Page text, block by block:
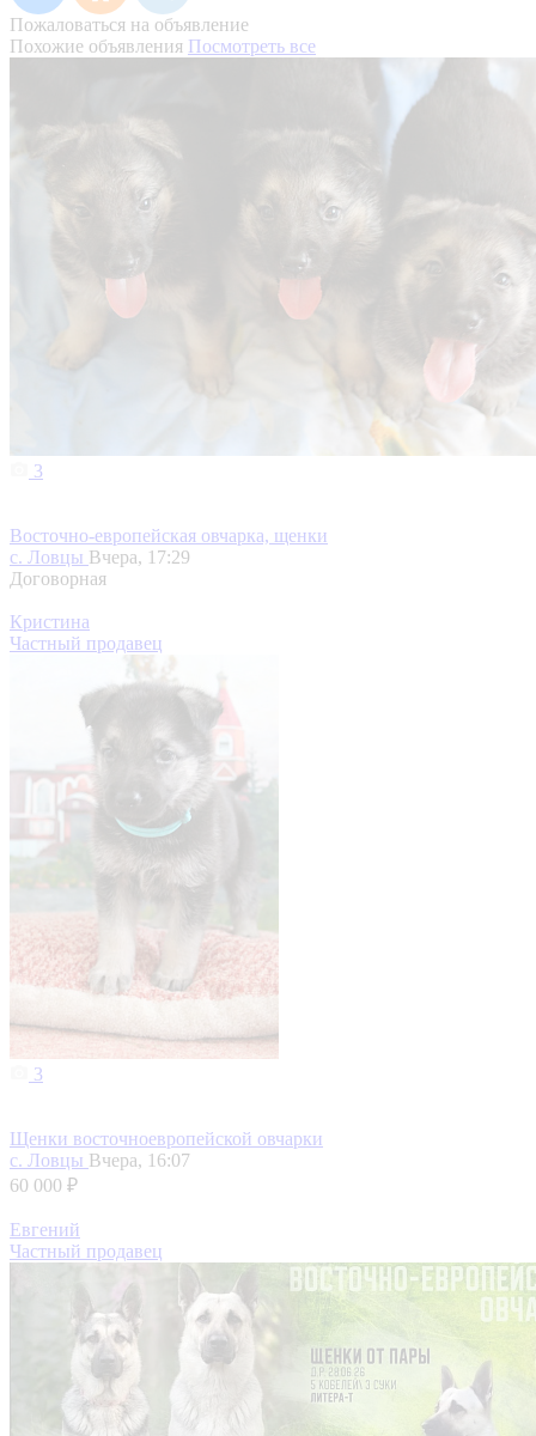
Пожаловаться на объявление
Похожие объявления Посмотреть все
3
Восточно-европейская овчарка, щенки
с. Ловцы Вчера, 17:29
Договорная
Кристина
Частный продавец
3
Щенки восточноевропейской овчарки
с. Ловцы Вчера, 16:07
60 000 ₽
Евгений
Частный продавец